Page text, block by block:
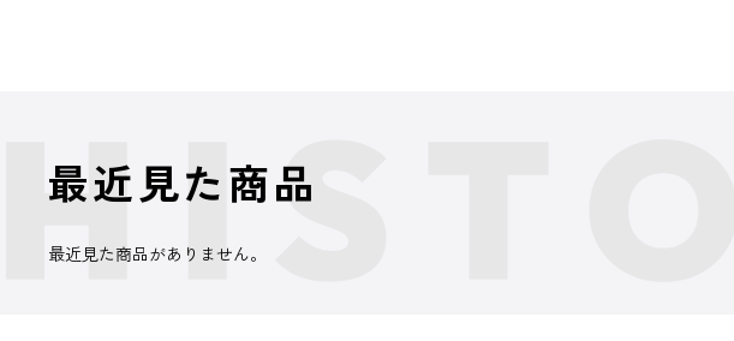
最近見た商品
最近見た商品がありません。